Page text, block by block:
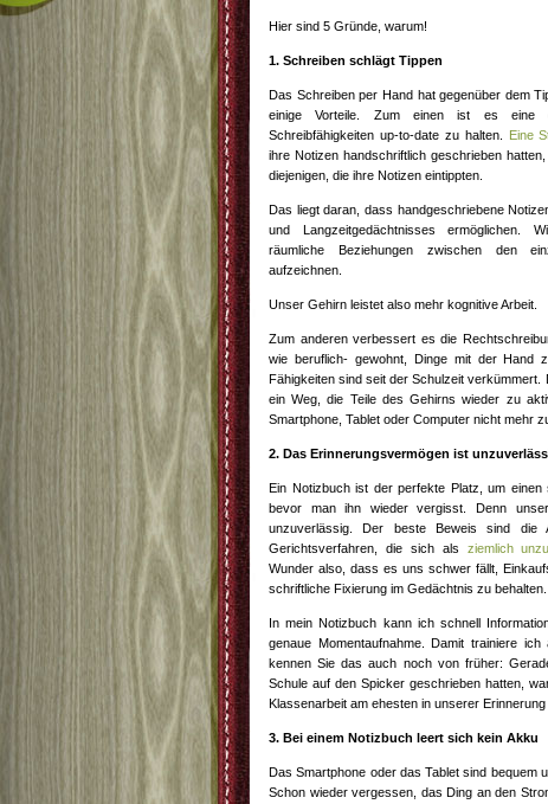
Hier sind 5 Gründe, warum!
1. Schreiben schlägt Tippen
Das Schreiben per Hand hat gegenüber dem
einige Vorteile. Zum einen ist es eine
Schreibfähigkeiten up-to-date zu halten.
Eine
ihre Notizen handschriftlich geschrieben
diejenigen, die ihre Notizen eintippten.
Das liegt daran, dass handgeschriebene
und Langzeitgedächtnisses ermöglichen.
räumliche Beziehungen zwischen den
aufzeichnen.
Unser Gehirn leistet also mehr kognitive Arbeit.
Zum anderen verbessert es die
wie beruflich- gewohnt, Dinge mit der Hand
Fähigkeiten sind seit der Schulzeit verkümmert.
ein Weg, die Teile des Gehirns wieder zu
Smartphone, Tablet oder Computer nicht mehr
2. Das Erinnerungsvermögen ist
Ein Notizbuch ist der perfekte Platz, um einen
bevor man ihn wieder vergisst. Denn
unzuverlässig. Der beste Beweis sind die
Gerichtsverfahren, die sich als ziemlich
Wunder also, dass es uns schwer fällt,
schriftliche Fixierung im Gedächtnis zu behalten.
In mein Notizbuch kann ich schnell
genaue Momentaufnahme. Damit trainiere
kennen Sie das auch noch von früher:
Schule auf den Spicker geschrieben hatten,
Klassenarbeit am ehesten in unserer Erinnerung
3. Bei einem Notizbuch leert sich kein Akku
Das Smartphone oder das Tablet sind bequem
Schon wieder vergessen, das Ding an den